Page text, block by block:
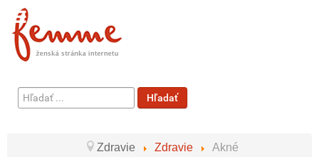
Hľadať
...
Hľadať
Zdravie Zdravie Akné